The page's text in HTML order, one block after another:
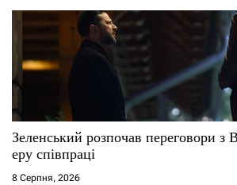
Зеленський розпочав переговори з
еру співпраці
8 Серпня, 2026